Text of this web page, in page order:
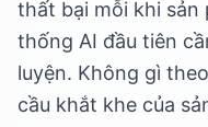
thất bại mỗi khi sản
thống AI đầu tiên
luyện. Không gì
cầu khắt khe của